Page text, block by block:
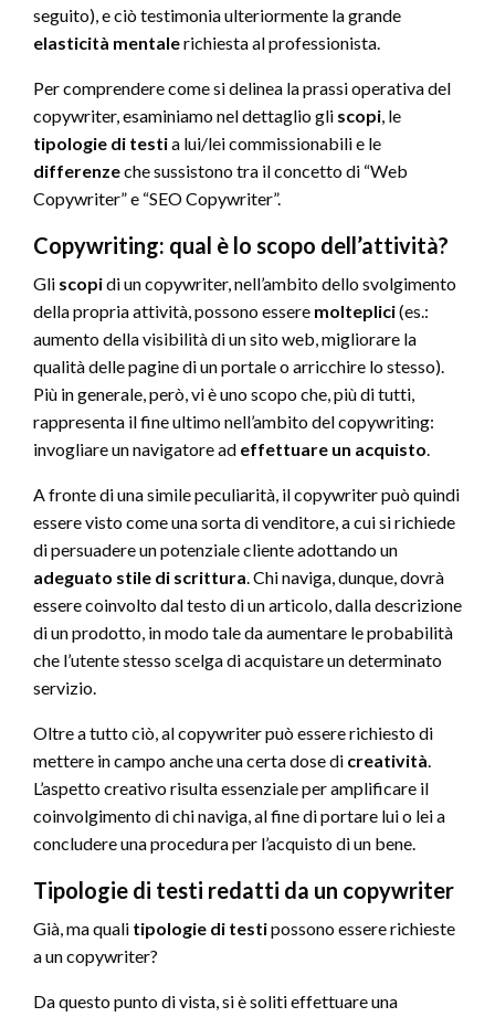
seguito), e ciò testimonia ulteriormente la grande
elasticità mentalerichiesta al professionista.
Per comprendere come si delinea la prassi operativa del
copywriter, esaminiamo nel dettaglio gli scopi, le
tipologie di testia lui/lei commissionabili e le
differenzeche sussistono tra il concetto di “Web
Copywriter” e “SEO Copywriter”.
Copywriting: qual è lo scopo dell’attività?
Gli scopidi un copywriter, nell’ambito dello svolgimento
della propria attività, possono essere molteplici(es.:
aumento della visibilità di un sito web, migliorare la
qualità delle pagine di un portale o arricchire lo stesso).
Più in generale, però, vi è uno scopo che, più di tutti,
rappresenta il fine ultimo nell’ambito del copywriting:
invogliare un navigatore ad effettuare un acquisto.
A fronte di una simile peculiarità, il copywriter può quindi
essere visto come una sorta di venditore, a cui si richiede
di persuadere un potenziale cliente adottando un
adeguato stile di scrittura. Chi naviga, dunque, dovrà
essere coinvolto dal testo di un articolo, dalla descrizione
di un prodotto, in modo tale da aumentare le probabilità
che l’utente stesso scelga di acquistare un determinato
servizio.
Oltre a tutto ciò, al copywriter può essere richiesto di
mettere in campo anche una certa dose di creatività.
L’aspetto creativo risulta essenziale per amplificare il
coinvolgimento di chi naviga, al fine di portare lui o lei a
concludere una procedura per l’acquisto di un bene.
Tipologie di testi redatti da un copywriter
Già, ma quali tipologie di testipossono essere richieste
a un copywriter?
Da questo punto di vista, si è soliti effettuare una